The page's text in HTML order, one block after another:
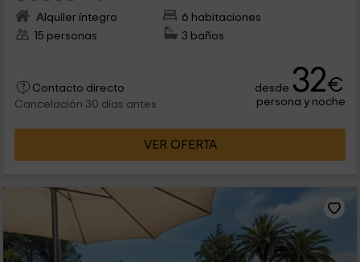
Alquiler íntegro
6 habitaciones
15 personas
3 baños
Contacto directo
Cancelación 30 días antes
desde 32€
persona y noche
VER OFERTA